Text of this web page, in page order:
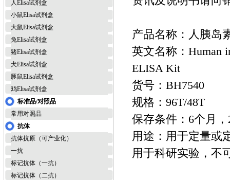
人Elisa试剂盒
小鼠Elisa试剂盒
大鼠Elisa试剂盒
兔Elisa试剂盒
猪Elisa试剂盒
犬Elisa试剂盒
豚鼠Elisa试剂盒
鸡Elisa试剂盒
标准品/对照品
常用对照品
抗体
抗体抗原（可产业化）
一抗
标记抗体（一抗）
标记抗体（二抗）
产品名称：人胰岛
英文名称：Human
ELISA Kit
货号：BH7540
规格：96T/48T
保存条件：6个月
用途：用于定量或
用于科研实验，不